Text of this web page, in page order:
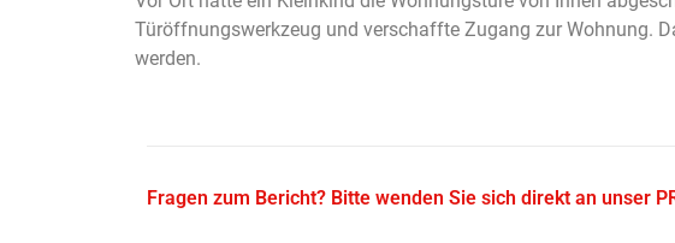
Türöffnungswerkzeug und verschaffte Zugang zur Wohnung.
werden.
Fragen zum Bericht? Bitte wenden Sie sich direkt an unser